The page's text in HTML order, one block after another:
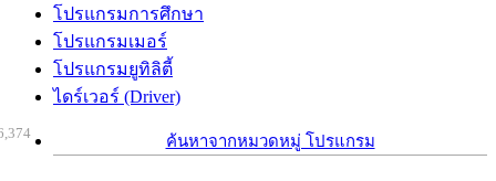
โปรแกรมการศึกษา
โปรแกรมเมอร์
โปรแกรมยูทิลิตี้
ไดร์เวอร์ (Driver)
ค้นหาจากหมวดหมู่ โปรแกรม